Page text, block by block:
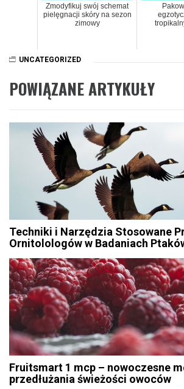
Zmodyfikuj swój schemat
pielęgnacji skóry na sezon
zimowy
UNCATEGORIZED
POWIĄZANE ARTYKUŁY
Techniki i Narzędzia Stosowane
Ornitolologów w Badaniach
Fruitsmart 1 mcp – nowoczesne
przedłużania świeżości owoców